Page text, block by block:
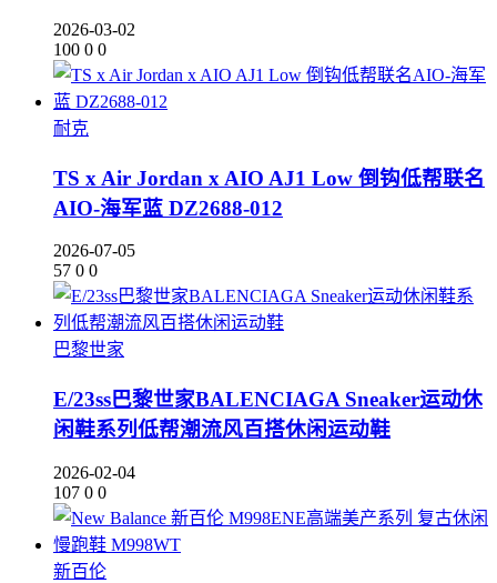
2026-03-02
100 0 0
耐克
TS x Air Jordan x AIO AJ1 Low 倒钩低帮联名
AIO-海军蓝 DZ2688-012
2026-07-05
57 0 0
巴黎世家
E/23ss巴黎世家BALENCIAGA Sneaker运动休
闲鞋系列低帮潮流风百搭休闲运动鞋
2026-02-04
107 0 0
新百伦